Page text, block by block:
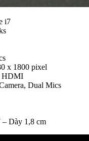
i7
x 1800 pixel
HDMI
Dual Mics
Dày 1,8 cm